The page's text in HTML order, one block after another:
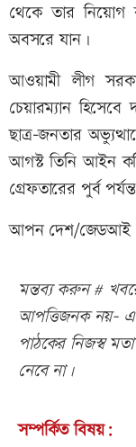
থেকে তার নিয়োগ
অবসরে যান।
আওয়ামী লীগ
চেয়ারম্যান
ছাত্র-জনতার
আগস্ট তিনি আইন
গ্রেফতারের পুর্ব
আপন দেশ/জেডআই
মন্তব্য করুন #
আপত্তিজনক নয়-
পাঠকের নিজস্ব
নেবে না।
সম্পর্কিত বিষয়: